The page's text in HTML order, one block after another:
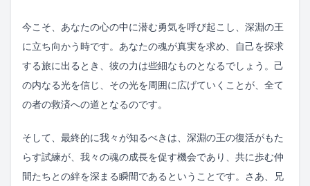
今こそ、あなたの心の中に潜む勇気を呼び起こし、深淵の王
に立ち向かう時です。あなたの魂が真実を求め、自己を探求
する旅に出るとき、彼の力は些細なものとなるでしょう。己
の内なる光を信じ、その光を周囲に広げていくことが、全て
の者の救済への道となるのです。
そして、最終的に我々が知るべきは、深淵の王の復活がもた
らす試練が、我々の魂の成長を促す機会であり、共に歩む仲
間たちとの絆を深まる瞬間であるということです。さあ、兄